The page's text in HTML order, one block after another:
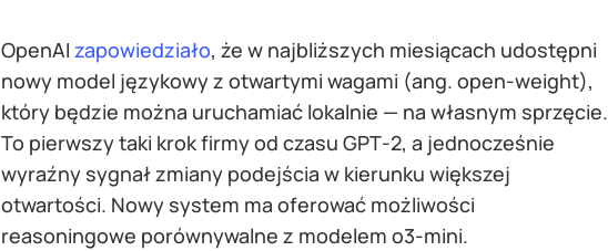
OpenAI zapowiedziało, że w najbliższych miesiącach udostępni
nowy model językowy z otwartymi wagami (ang. open-weight),
który będzie można uruchamiać lokalnie — na własnym sprzęcie.
To pierwszy taki krok firmy od czasu GPT‑2, a jednocześnie
wyraźny sygnał zmiany podejścia w kierunku większej
otwartości. Nowy system ma oferować możliwości
reasoningowe porównywalne z modelem o3-mini.